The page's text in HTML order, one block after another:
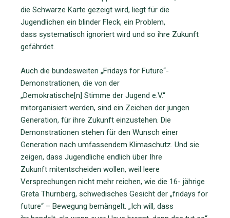
die Schwarze Karte gezeigt wird, liegt für die
Jugendlichen ein blinder Fleck, ein Problem,
dass systematisch ignoriert wird und so ihre Zukunft
gefährdet.
Auch die bundesweiten „Fridays for Future“-
Demonstrationen, die von der
„Demokratische[n] Stimme der Jugend e.V.“
mitorganisiert werden, sind ein Zeichen der jungen
Generation, für ihre Zukunft einzustehen. Die
Demonstrationen stehen für den Wunsch einer
Generation nach umfassendem Klimaschutz. Und sie
zeigen, dass Jugendliche endlich über Ihre
Zukunft mitentscheiden wollen, weil leere
Versprechungen nicht mehr reichen, wie die 16- jährige
Greta Thurnberg, schwedisches Gesicht der „fridays for
future“ – Bewegung bemängelt. „Ich will, dass